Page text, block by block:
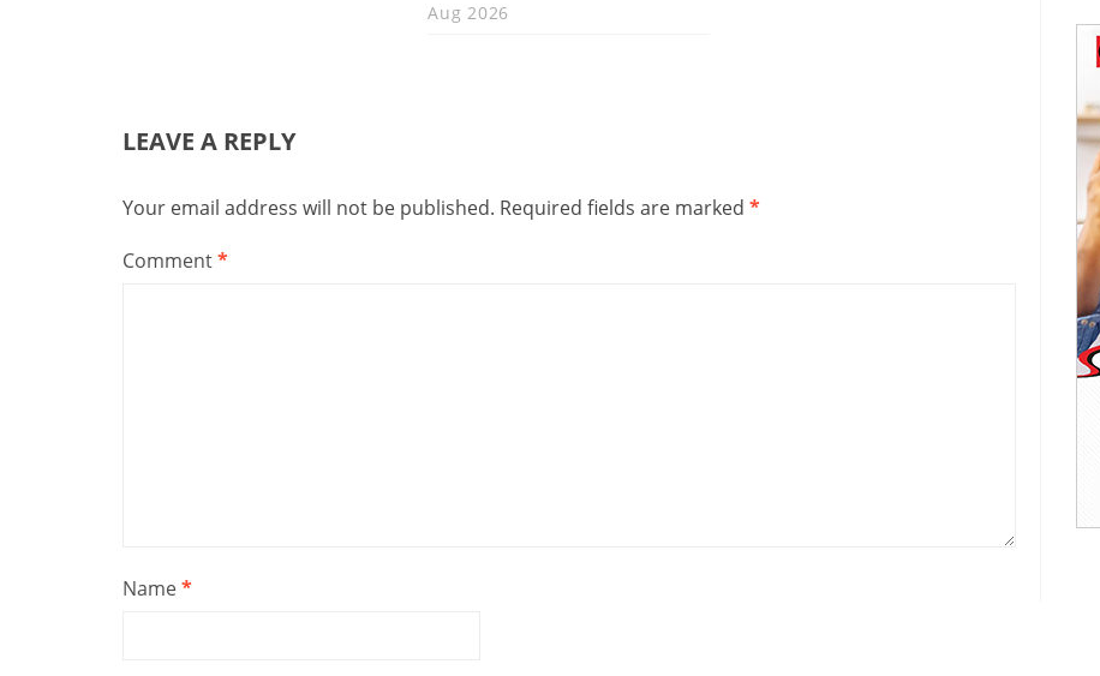
Aug 2026
LEAVE A REPLY
Your email address will not be published. Required fields are marked *
Comment*
Name*